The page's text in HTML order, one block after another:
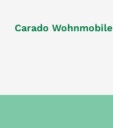
Carado Wohnmobile